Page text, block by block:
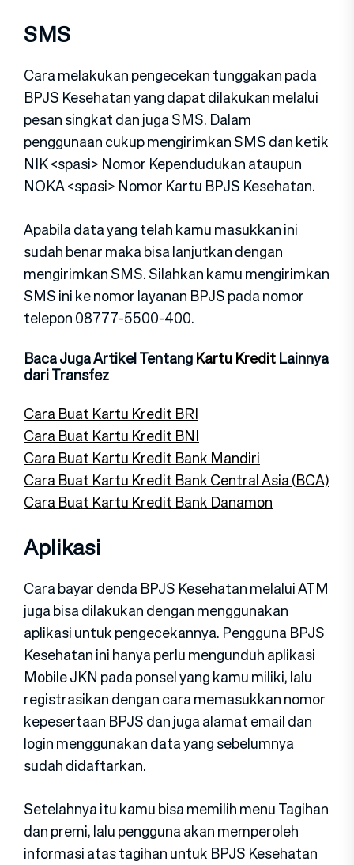
SMS
Cara melakukan pengecekan tunggakan pada
BPJS Kesehatan yang dapat dilakukan melalui
pesan singkat dan juga SMS. Dalam
penggunaan cukup mengirimkan SMS dan ketik
NIK <spasi> Nomor Kependudukan ataupun
NOKA <spasi> Nomor Kartu BPJS Kesehatan.
Apabila data yang telah kamu masukkan ini
sudah benar maka bisa lanjutkan dengan
mengirimkan SMS. Silahkan kamu mengirimkan
SMS ini ke nomor layanan BPJS pada nomor
telepon 08777-5500-400.
Baca Juga Artikel TentangKartu KreditLainnya
dari Transfez
Cara Buat Kartu Kredit BRI
Cara Buat Kartu Kredit BNI
Cara Buat Kartu Kredit Bank Mandiri
Cara Buat Kartu Kredit Bank Central Asia (BCA)
Cara Buat Kartu Kredit Bank Danamon
Aplikasi
Cara bayar denda BPJS Kesehatan melalui ATM
juga bisa dilakukan dengan menggunakan
aplikasi untuk pengecekannya. Pengguna BPJS
Kesehatan ini hanya perlu mengunduh aplikasi
Mobile JKN pada ponsel yang kamu miliki, lalu
registrasikan dengan cara memasukkan nomor
kepesertaan BPJS dan juga alamat email dan
login menggunakan data yang sebelumnya
sudah didaftarkan.
Setelahnya itu kamu bisa memilih menu Tagihan
dan premi, lalu pengguna akan memperoleh
informasi atas tagihan untuk BPJS Kesehatan